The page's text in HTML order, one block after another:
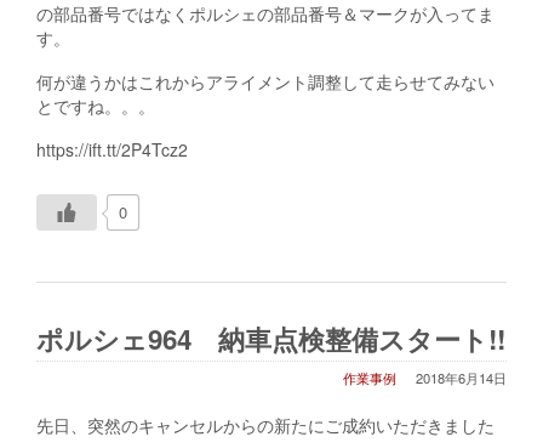
の部品番号ではなくポルシェの部品番号＆マークが入ってま
す。
何が違うかはこれからアライメント調整して走らせてみない
とですね。。。
https://ift.tt/2P4Tcz2
0
ポルシェ964 納車点検整備スタート!!
2018年6月14日
作業事例
先日、突然のキャンセルからの新たにご成約いただきました